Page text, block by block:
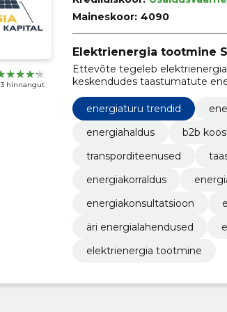
3 hinnangut
Maineskoor: 4090
Elektrienergia tootmine
Ettevõte tegeleb
keskendudes taastumatute
maanteekaubaveole. Meie
energialahendusi ja
energiaturu trendid
energiahaldus
b2b
transporditeenused
energiakorraldus
energiakonsultatsioon
äri energialahendused
elektrienergia tootmine